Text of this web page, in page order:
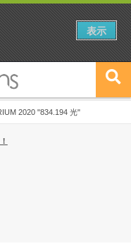
2020 "834.194 光"
表！
表示